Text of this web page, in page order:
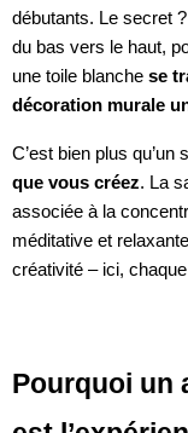
débutants. Le secret
du bas vers le haut,
une toile blanche se
décoration murale
C’est bien plus qu’un
que vous créez. La
associée à la
méditative et
créativité – ici,
Pourquoi un